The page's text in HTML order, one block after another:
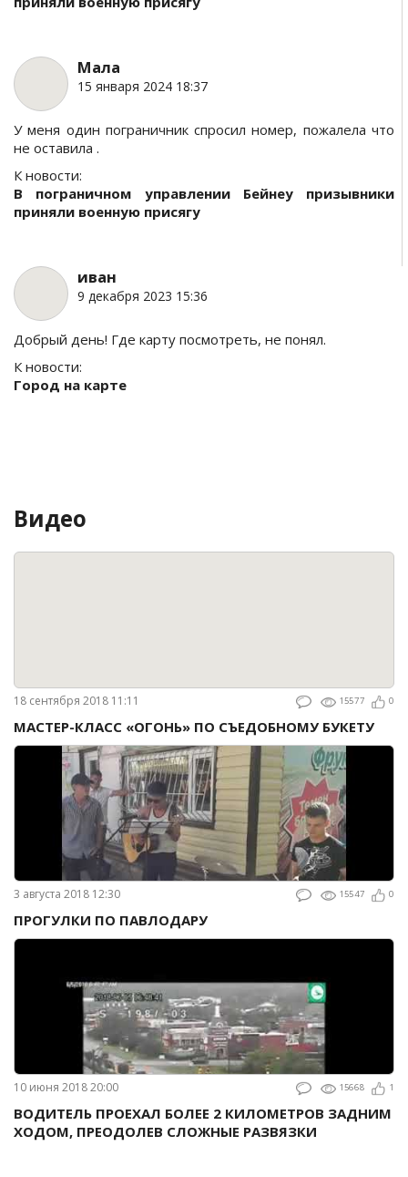
Мала
15 января 2024 18:37
У меня один пограничник спросил номер, пожалела что
не оставила .
К новости:
В пограничном управлении Бейнеу призывники
приняли военную присягу
иван
9 декабря 2023 15:36
Добрый день! Где карту посмотреть, не понял.
К новости:
Город на карте
Видео
18 сентября 2018 11:11 15577 0
МАСТЕР-КЛАСС «ОГОНЬ» ПО СЪЕДОБНОМУ БУКЕТУ
3 августа 2018 12:30 15547 0
ПРОГУЛКИ ПО ПАВЛОДАРУ
10 июня 2018 20:00 15668 1
ВОДИТЕЛЬ ПРОЕХАЛ БОЛЕЕ 2 КИЛОМЕТРОВ ЗАДНИМ
ХОДОМ, ПРЕОДОЛЕВ СЛОЖНЫЕ РАЗВЯЗКИ